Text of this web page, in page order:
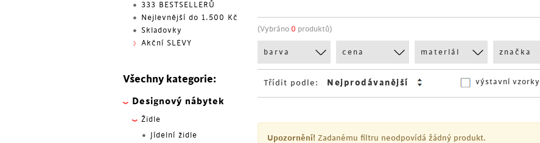
(Vybráno 0 produktů)
barva cena materiál značka
Třídit podle: výstavní vzorky
Upozornění! Zadanému filtru neodpovídá žádný produkt.
333 BESTSELLERŮ
Nejlevnější do 1.500 Kč
Skladovky
Akční SLEVY
Všechny kategorie:
Designový nábytek
Židle
Jídelní židle